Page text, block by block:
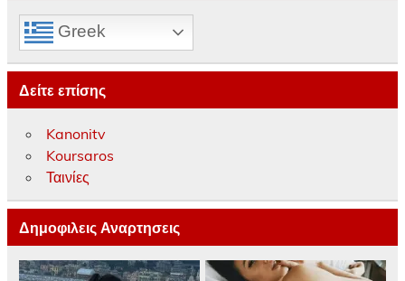
Greek
Δείτε επίσης
Kanonitv
Koursaros
Ταινίες
Δημοφιλεις Αναρτησεις